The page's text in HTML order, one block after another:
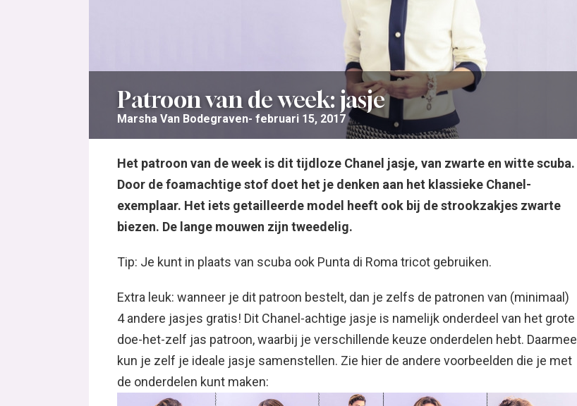
Patroon van de week: jasje
Marsha Van Bodegraven februari 15, 2017
Het patroon van de week is dit tijdloze Chanel jasje, van zwarte en witte scuba.
Door de foamachtige stof doet het je denken aan het klassieke Chanel-
exemplaar. Het iets getailleerde model heeft ook bij de strookzakjes zwarte
biezen. De lange mouwen zijn tweedelig.
Tip: Je kunt in plaats van scuba ook Punta di Roma tricot gebruiken.
Extra leuk: wanneer je dit patroon bestelt, dan je zelfs de patronen van (minimaal)
4 andere jasjes gratis! Dit Chanel-achtige jasje is namelijk onderdeel van het grote
doe-het-zelf jas patroon, waarbij je verschillende keuze onderdelen hebt. Daarmee
kun je zelf je ideale jasje samenstellen. Zie hier de andere voorbeelden die je met
de onderdelen kunt maken: